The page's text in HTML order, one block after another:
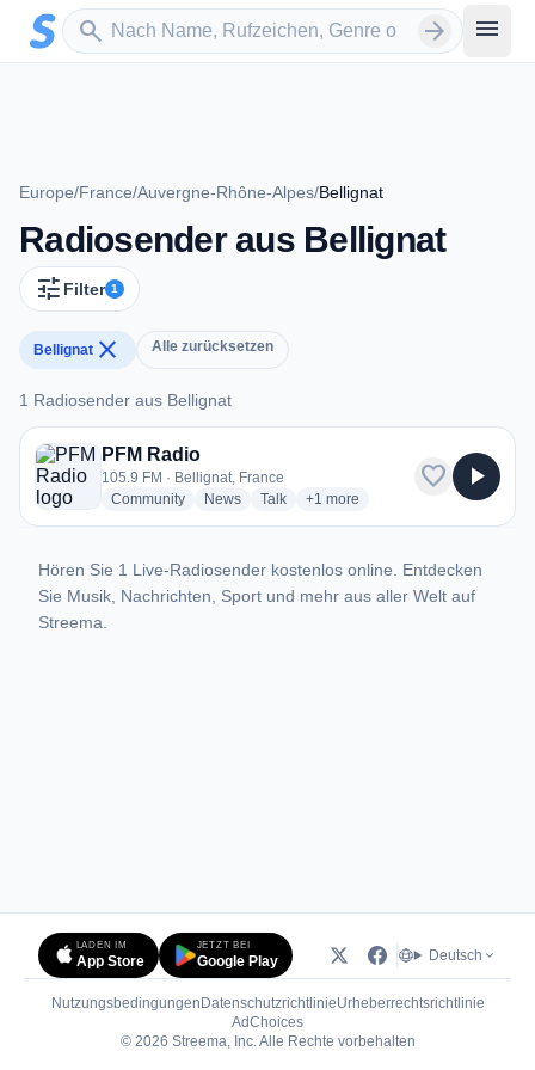
Zum Hauptinhalt springen
search
Sender suchen arrow_forward menu
Europe/France/Auvergne-Rhône-Alpes/Bellignat
Radiosender aus Bellignat
tune Filter 1
Bellignat close Alle zurücksetzen
1 Radiosender aus Bellignat
1 Radiosender aus Bellignat
PFM Radio
105.9 FM · Bellignat, France
Communityradio stations
Newsradio stations
Talkradio stations
+1 more genres for PFM Radio
more
favorite play_arrow
Hören Sie 1 Live-Radiosender kostenlos online. Entdecken
Sie Musik, Nachrichten, Sport und mehr aus aller Welt auf
Streema.
LADEN IM
App Store
JETZT BEI
Google Play Deutsch
Nutzungsbedingungen DatenschutzrichtlinieUrheberrechtsrichtlinie
AdChoices(öffnet in neuem Tab)
© 2026 Streema, Inc. Alle Rechte vorbehalten